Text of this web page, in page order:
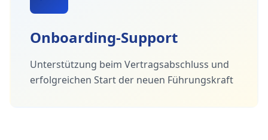
Onboarding-Support
Unterstützung beim Vertragsabschluss und
erfolgreichen Start der neuen Führungskraft